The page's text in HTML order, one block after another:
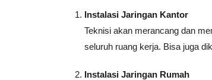
Instalasi Jaringan Kantor
Teknisi akan merancang dan
seluruh ruang kerja. Bisa juga
Instalasi Jaringan Rumah